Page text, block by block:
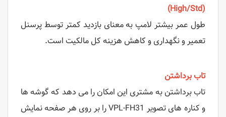
(High/Std)
طول عمر بیشتر لامپ به معنای بازدید کمتر توسط پرسنل
تعمیر و نگهداری و کاهش هزینه کل مالکیت است.
تاب برداشتن
تاب برداشتن به مشتری این امکان را می دهد که گوشه ها
و کناره های تصویر VPL-FH31 را بر روی هر صفحه نمایش